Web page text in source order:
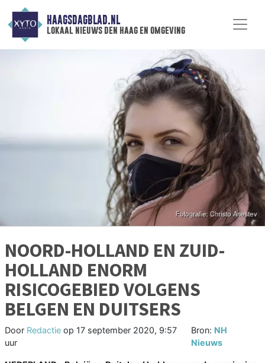
HAAGSDAGBLAD.NL
lokaal nieuws den haag en omgeving
NOORD-HOLLAND EN ZUID-
HOLLAND ENORM
RISICOGEBIED VOLGENS
BELGEN EN DUITSERS
Door Redactie op 17 september 2020, 9:57
uur
Bron: NH
Nieuws